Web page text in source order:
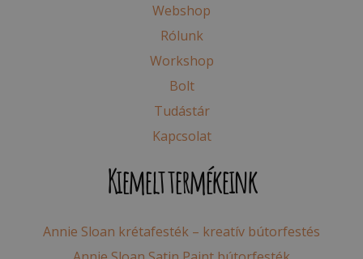
Webshop
Rólunk
Workshop
Bolt
Tudástár
Kapcsolat
Kiemelt termékeink
Annie Sloan krétafesték – kreatív bútorfestés